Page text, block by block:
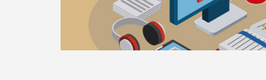
Lớp 8
Lớp 7